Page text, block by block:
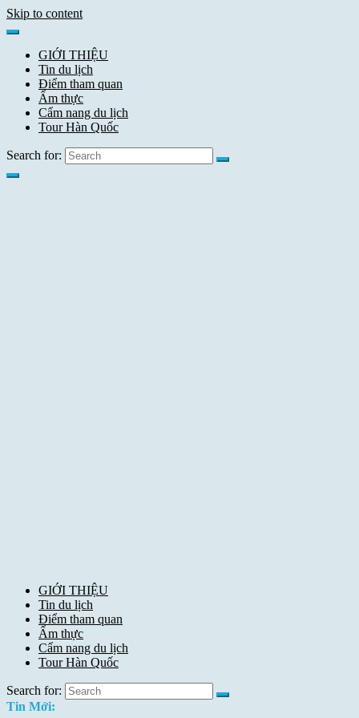
Skip to content
GIỚI THIỆU
Tin du lịch
Điểm tham quan
Ẩm thực
Cẩm nang du lịch
Tour Hàn Quốc
Search for:
GIỚI THIỆU
Tin du lịch
Điểm tham quan
Ẩm thực
Cẩm nang du lịch
Tour Hàn Quốc
Search for:
Tin Mới: